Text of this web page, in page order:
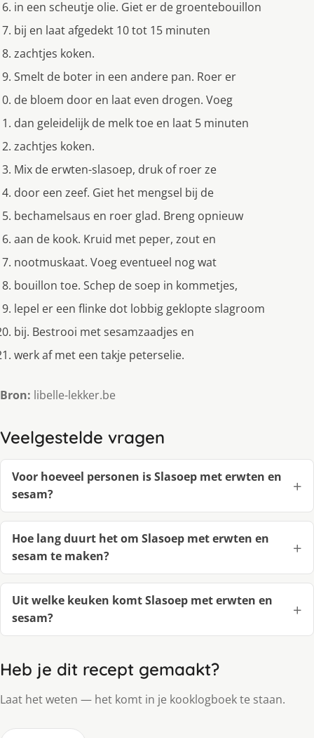
in een scheutje olie. Giet er de groentebouillon
bij en laat afgedekt 10 tot 15 minuten
zachtjes koken.
Smelt de boter in een andere pan. Roer er
de bloem door en laat even drogen. Voeg
dan geleidelijk de melk toe en laat 5 minuten
zachtjes koken.
Mix de erwten-slasoep, druk of roer ze
door een zeef. Giet het mengsel bij de
bechamelsaus en roer glad. Breng opnieuw
aan de kook. Kruid met peper, zout en
nootmuskaat. Voeg eventueel nog wat
bouillon toe. Schep de soep in kommetjes,
lepel er een flinke dot lobbig geklopte slagroom
bij. Bestrooi met sesamzaadjes en
werk af met een takje peterselie.
Bron: libelle-lekker.be
Veelgestelde vragen
Voor hoeveel personen is Slasoep met erwten en
sesam?
Hoe lang duurt het om Slasoep met erwten en
sesam te maken?
Uit welke keuken komt Slasoep met erwten en
sesam?
Heb je dit recept gemaakt?
Laat het weten — het komt in je kooklogboek te staan.